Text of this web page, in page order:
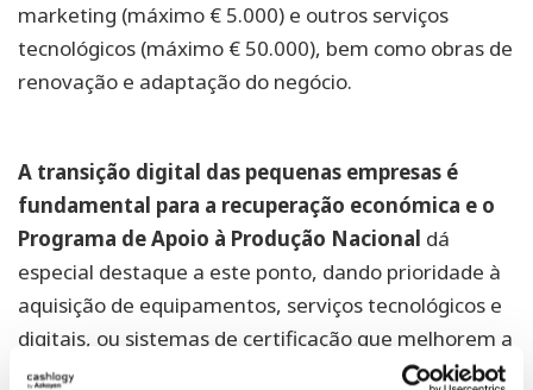
marketing (máximo € 5.000) e outros serviços
tecnológicos (máximo € 50.000), bem como obras de
renovação e adaptação do negócio.
A transição digital das pequenas empresas é
fundamental para a recuperação económica e o
Programa de Apoio à Produção Nacional dá
especial destaque a este ponto, dando prioridade à
aquisição de equipamentos, serviços tecnológicos e
digitais, ou sistemas de certificação que melhorem a
produtividade dos negócios.